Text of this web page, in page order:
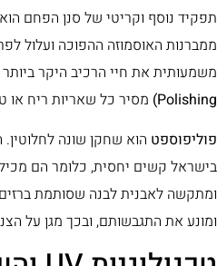
תפקיד נוסף וקריטי של סנן הפחם
ממברנות האוסמוזה ההפוכה ועלול
משמעותית את חיי הרכיב היקר
Polishing) מסיר כל שאריות ריח או
פוליפוספט הוא שחקן שונה
בישראל קשים יחסית, כלומר הם
ומתקשה לאבנית לבנה שסותמת
ומונע את התגבשותם, ובכך מגן על